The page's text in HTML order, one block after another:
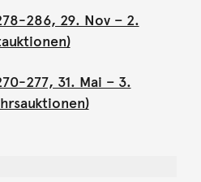
286, 29. Nov – 2.
277, 31. Mai – 3.